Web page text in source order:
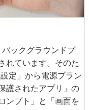
ックグラウンドプ
れています。そのた
定」から電源プラン
護されたアプリ」の
ンプト」と「画面を